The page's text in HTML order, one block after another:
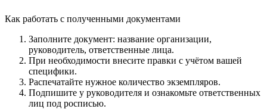
Как работать с полученными документами
Заполните документ: название организации,
руководитель, ответственные лица.
При необходимости внесите правки с учётом вашей
специфики.
Распечатайте нужное количество экземпляров.
Подпишите у руководителя и ознакомьте ответственных
лиц под росписью.